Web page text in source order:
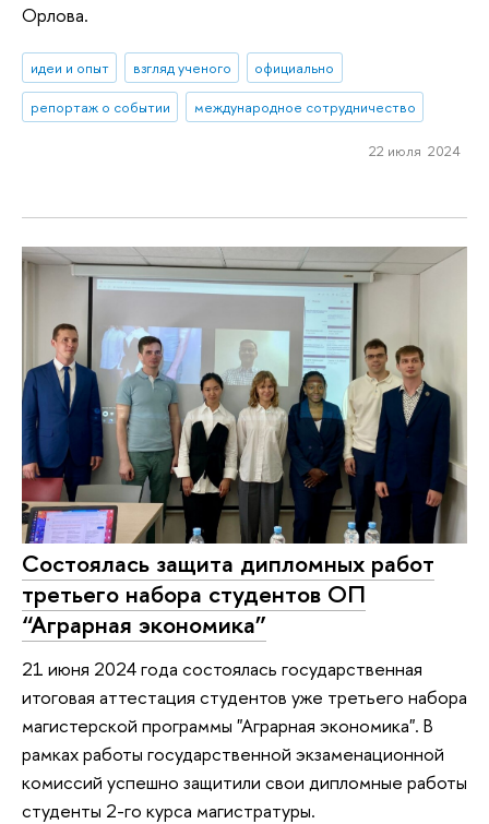
Орлова.
идеи и опыт взгляд ученого
официально
репортаж о событии
международное сотрудничество
22 июля 2024
Состоялась защита дипломных работ
третьего набора студентов ОП
“Аграрная экономика”
21 июня 2024 года состоялась государственная
итоговая аттестация студентов уже третьего набора
магистерской программы "Аграрная экономика". В
рамках работы государственной экзаменационной
комиссий успешно защитили свои дипломные работы
студенты 2-го курса магистратуры.